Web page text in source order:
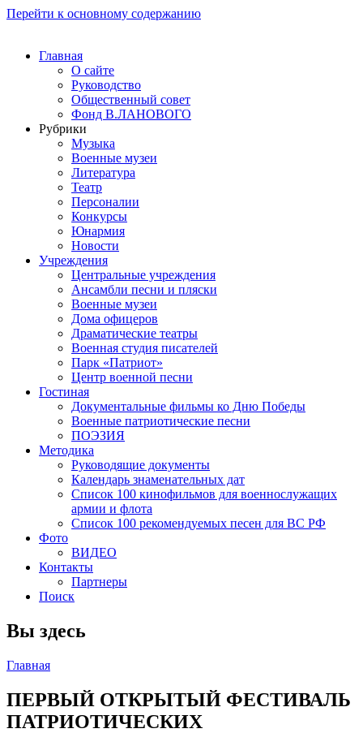
Перейти к основному содержанию
Главная
О сайте
Руководство
Общественный совет
Фонд В.ЛАНОВОГО
Рубрики
Музыка
Военные музеи
Литература
Театр
Персоналии
Конкурсы
Юнармия
Новости
Учреждения
Центральные учреждения
Ансамбли песни и пляски
Военные музеи
Дома офицеров
Драматические театры
Военная студия писателей
Парк «Патриот»
Центр военной песни
Гостиная
Документальные фильмы ко Дню Победы
Военные патриотические песни
ПОЭЗИЯ
Методика
Руководящие документы
Календарь знаменательных дат
Список 100 кинофильмов для военнослужащих
армии и флота
Список 100 рекомендуемых песен для ВС РФ
Фото
ВИДЕО
Контакты
Партнеры
Поиск
Вы здесь
Главная
ПЕРВЫЙ ОТКРЫТЫЙ ФЕСТИВАЛЬ
ПАТРИОТИЧЕСКИХ